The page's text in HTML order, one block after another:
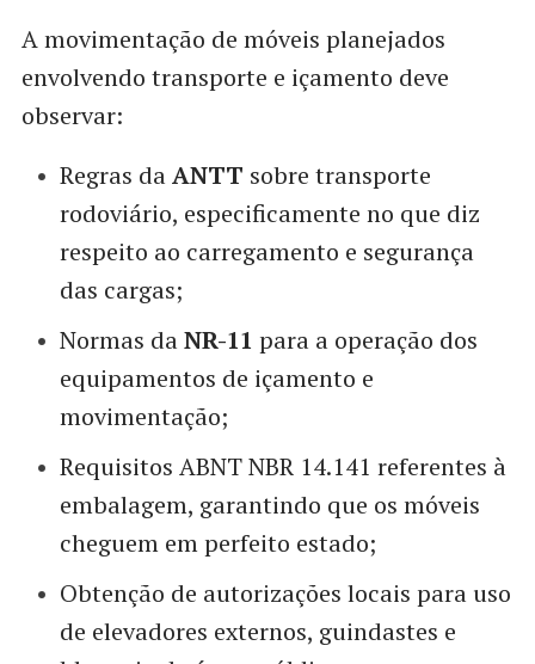
A movimentação de móveis planejados
envolvendo transporte e içamento deve
observar:
Regras daANTT sobre transporte
rodoviário, especificamente no que diz
respeito ao carregamento e segurança
das cargas;
Normas daNR-11 para a operação dos
equipamentos de içamento e
movimentação;
Requisitos ABNT NBR 14.141 referentes à
embalagem, garantindo que os móveis
cheguem em perfeito estado;
Obtenção de autorizações locais para uso
de elevadores externos, guindastes e